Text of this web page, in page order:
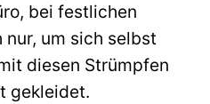
bei festlichen
nur, um sich selbst
diesen Strümpfen
gekleidet.